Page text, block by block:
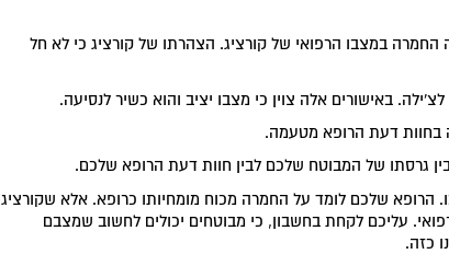
במצבו הרפואי של קורציג. הצהרתו של קורציג כי לא חל
באישורים אלה צוין כי מצבו יציב והוא כשיר לנסיעה.
בחוות דעת הרופא מטעמה.
גרסתו של המבוטח שלכם לבין חוות דעת הרופא שלכם.
הרופא שלכם לומד על החמרה מכוח מומחיותו כרופא. אלא שקורציג
עליכם לקחת בחשבון, כי מבוטחים יכולים לחשוב שמצבם
כזה.